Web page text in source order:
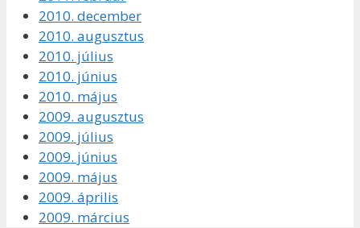
2010. december
2010. augusztus
2010. július
2010. június
2010. május
2009. augusztus
2009. július
2009. június
2009. május
2009. április
2009. március